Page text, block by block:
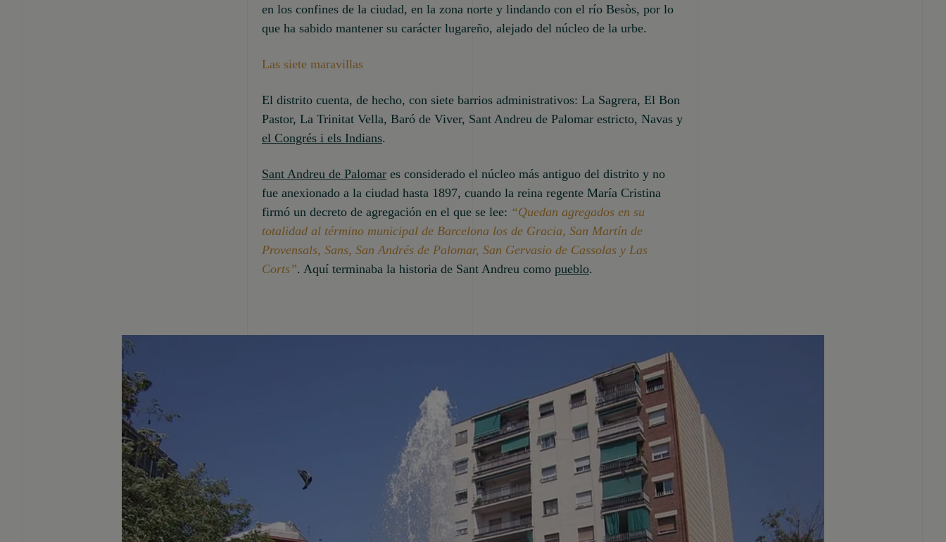
en los confines de la ciudad, en la zona norte y lindando con el río Besòs, por lo
que ha sabido mantener su carácter lugareño, alejado del núcleo de la urbe.
Las siete maravillas
El distrito cuenta, de hecho, con siete barrios administrativos: La Sagrera, El Bon
Pastor, La Trinitat Vella, Baró de Viver, Sant Andreu de Palomar estricto, Navas y
el Congrés i els Indians.
Sant Andreu de Palomar es considerado el núcleo más antiguo del distrito y no
fue anexionado a la ciudad hasta 1897, cuando la reina regente María Cristina
firmó un decreto de agregación en el que se lee: “Quedan agregados en su
totalidad al término municipal de Barcelona los de Gracia, San Martín de
Provensals, Sans, San Andrés de Palomar, San Gervasio de Cassolas y Las
Corts”. Aquí terminaba la historia de Sant Andreu como pueblo.